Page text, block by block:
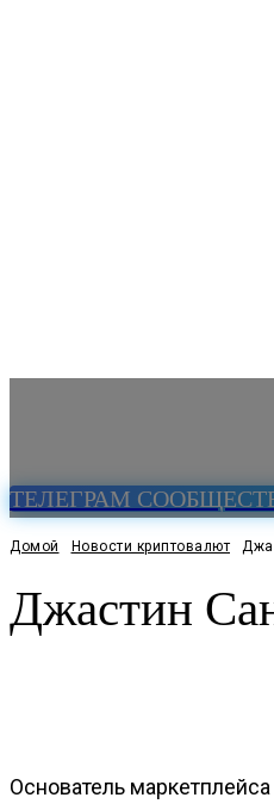
ТЕЛЕГРАМ
Домой Новости криптовалют
Джастин
Основатель